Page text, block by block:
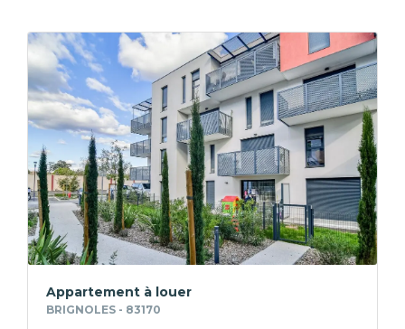
Appartement à louer
BRIGNOLES - 83170